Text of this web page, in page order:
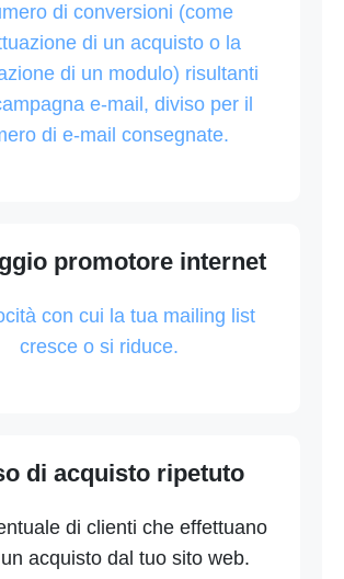
di conversioni (come
di un acquisto o la
di un modulo) risultanti
e-mail, diviso per il
di e-mail consegnate.
promotore internet
con cui la tua mailing list
cresce o si riduce.
di acquisto ripetuto
di clienti che effettuano
acquisto dal tuo sito web.